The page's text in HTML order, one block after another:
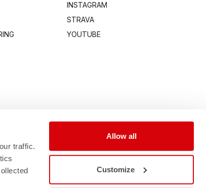
traffic.
Allow all
Customize
INSTAGRAM
STRAVA
YOUTUBE